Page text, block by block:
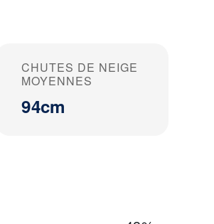
CHUTES DE NEIGE
MOYENNES
94cm